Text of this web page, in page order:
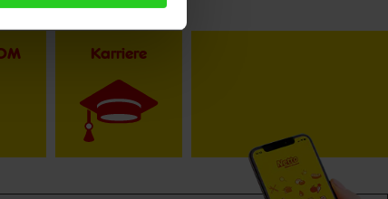
Karriere